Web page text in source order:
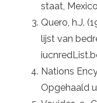
staat,
Quero, h.J.
lijst van
Nations
Opgehaald